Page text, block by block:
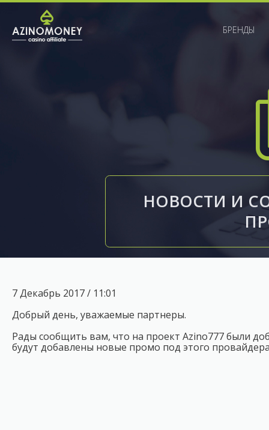
БРЕНДЫ
НОВОСТИ И
7 Декабрь 2017 / 11:01
Добрый день, уважаемые партнеры.
Рады сообщить вам, что на проект Azino777 были
будут добавлены новые промо под этого